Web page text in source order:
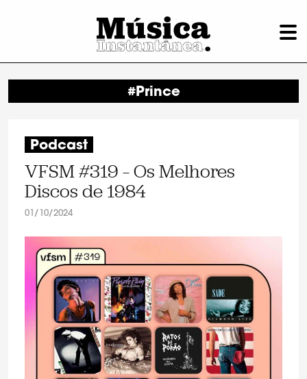
#Prince
Podcast
VFSM #319 – Os Melhores
Discos de 1984
01/10/2024